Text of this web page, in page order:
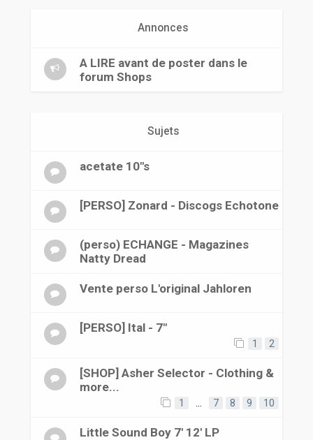
Annonces
A LIRE avant de poster dans le
forum Shops
Sujets
acetate 10"s
[PERSO] Zonard - Discogs Echotone
(perso) ECHANGE - Magazines
Natty Dread
Vente perso L'original Jahloren
[PERSO] Ital - 7"
1 2
[SHOP] Asher Selector - Clothing &
more...
1 7 8 9 10
Little Sound Boy 7' 12' LP